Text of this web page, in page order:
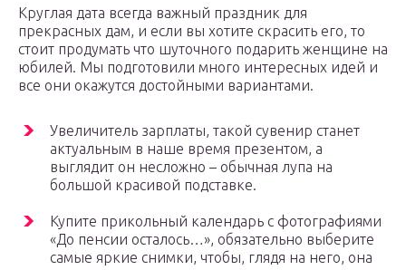
Круглая дата всегда важный праздник для
прекрасных дам, и если вы хотите скрасить его, то
стоит продумать что шуточного подарить женщине на
юбилей. Мы подготовили много интересных идей и
все они окажутся достойными вариантами.
Увеличитель зарплаты, такой сувенир станет
актуальным в наше время презентом, а
выглядит он несложно – обычная лупа на
большой красивой подставке.
Купите прикольный календарь с фотографиями
«До пенсии осталось…», обязательно выберите
самые яркие снимки, чтобы, глядя на него, она